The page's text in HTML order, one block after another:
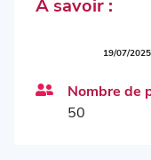
A savoir :
19/07/
Nombre de
50